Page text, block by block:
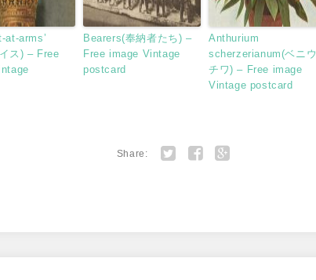
at-arms’
ス) – Free
Bearers(奉納者たち) –
Free image Vintage
postcard
Anthurium
scherzerianum(ベニウ
チワ) – Free image
Vintage postcard
Share: